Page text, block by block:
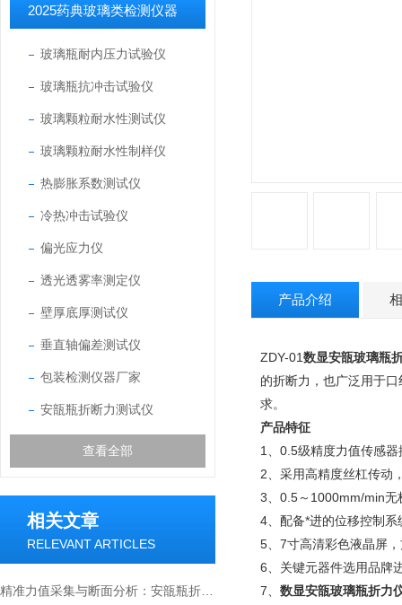
2025药典玻璃类检测仪器
玻璃瓶耐内压力试验仪
玻璃瓶抗冲击试验仪
玻璃颗粒耐水性测试仪
玻璃颗粒耐水性制样仪
热膨胀系数测试仪
冷热冲击试验仪
偏光应力仪
透光透雾率测定仪
壁厚底厚测试仪
垂直轴偏差测试仪
包装检测仪器厂家
安瓿瓶折断力测试仪
查看全部
相关文章
RELEVANT ARTICLES
产品介绍
ZDY-01数显安瓿玻璃瓶
的折断力，也广泛用于
求。
产品特征
1、0.5级精度力值传感
2、采用高精度丝杠传动
3、0.5～1000mm/min无
4、配备*进的位移控制
5、7寸高清彩色液晶屏
6、关键元器件选用品牌
7、 数显安瓿玻璃瓶折力